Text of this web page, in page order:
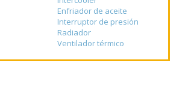
Enfriador de aceite
Interruptor de presión
Radiador
Ventilador térmico